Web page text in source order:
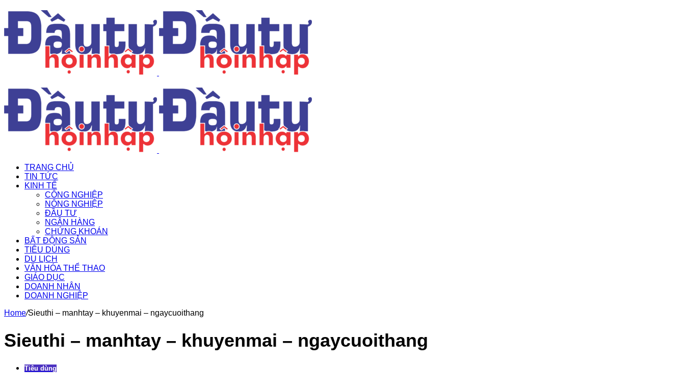
TRANG CHỦ
TIN TỨC
KINH TẾ
CÔNG NGHIỆP
NÔNG NGHIỆP
ĐẦU TƯ
NGÂN HÀNG
CHỨNG KHOÁN
BẤT ĐỘNG SẢN
TIÊU DÙNG
DU LỊCH
VĂN HÓA THỂ THAO
GIÁO DỤC
DOANH NHÂN
DOANH NGHIỆP
Home/Sieuthi – manhtay – khuyenmai – ngaycuoithang
Sieuthi – manhtay – khuyenmai – ngaycuoithang
Tiêu dùng